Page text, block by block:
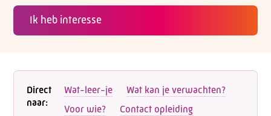
Ik heb interesse
Direct
naar:
Wat-leer-je
Wat kan je verwachten?
Voor wie?
Contact opleiding